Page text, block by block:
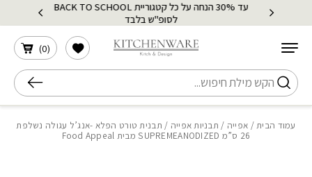
Skip to Content
עד 30% הנחה על כל קטגוריית BACK TO SCHOOL
לסופ"ש בלבד
חיפוש
(
0
)
הרשימה שלי
עמוד הבית/ אפייה / תבניות אפייה / תבנית טורט הפלא -אנג’ל עגולה נשלפת
26 ס”מ SUPREMEANODIZED מבית Food Appeal
בחזרה למעלה